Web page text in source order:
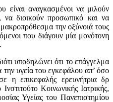
είναι αναγκασμένοι να μιλούν
να διοικούν προσωπικό και να
μακροπρόθεσμα την οξύνοιά τους
που διάγουν μία μονότονη
υποδηλώνει ότι το επάγγελμα
την υγεία του εγκεφάλου απ’ όσο
η επικεφαλής ερευνήτρια δρ
Κοινωνικής Ιατρικής,
Υγείας του Πανεπιστημίου